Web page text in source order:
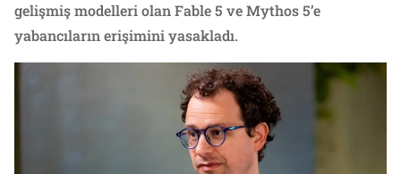
gelişmiş modelleri olan Fable 5 ve Mythos 5’e
yabancıların erişimini yasakladı.